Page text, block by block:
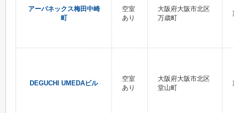
アーバネックス梅田中崎
町
空室
あり
大阪府大阪市北区
万歳町
DEGUCHI UMEDAビル
空室
あり
大阪府大阪市北区
堂山町